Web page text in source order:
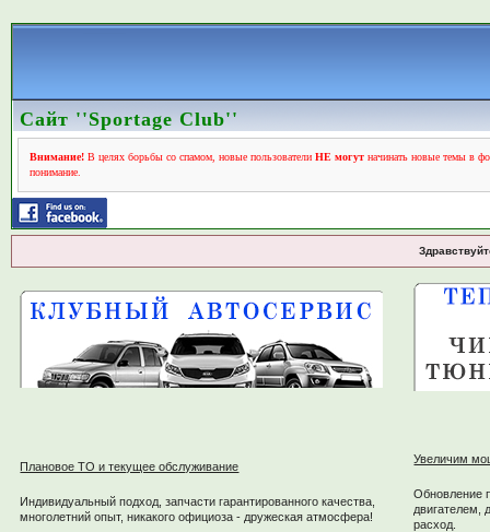
Сайт ''Sportage Club''
Внимание!В целях борьбы со спамом, новые пользователи НЕ могутначинать новые темы в
понимание.
Плановое ТО и текущее обслуживание
Индивидуальный подход, запчасти гарантированного качества,
многолетний опыт, никакого официоза - дружеская атмосфера!
Увеличим
Обновление
двигателем,
расход.